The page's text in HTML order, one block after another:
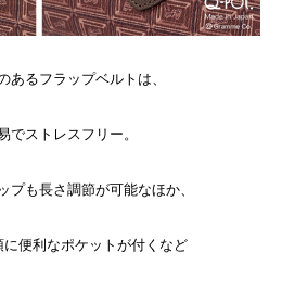
あるフラップベルトは、
でストレスフリー。
プも長さ調節が可能なほか、
便利なポケットが付くなど